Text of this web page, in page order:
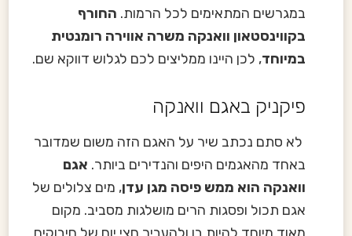
במגרשים המתאימים לכל הרמות. החורף
בקווינסטאון וואנקה משרה אווירה רומנטית
במיוחד, לכן היינו ממליצים לכם לגלוש דווקא שם.
פיקניק באגם וואנקה
לא סתם נכתב שיר על האגם הזה משום שמדובר
באחד מהאגמים היפים והנדירים ביותר. אגם
וואנקה הוא ממש פיסה מגן עדן, מים צלולים של
אגם תכול ופסגות הרים מושלגות מסביב. מקום